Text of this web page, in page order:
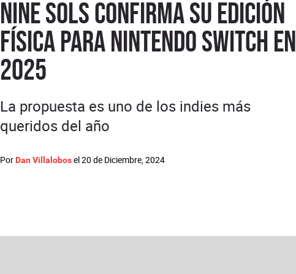
Nine Sols confirma su edición
física para Nintendo Switch en
2025
Por Dan Villalobosel20 de Diciembre, 2024
La propuesta es uno de los indies más
queridos del año